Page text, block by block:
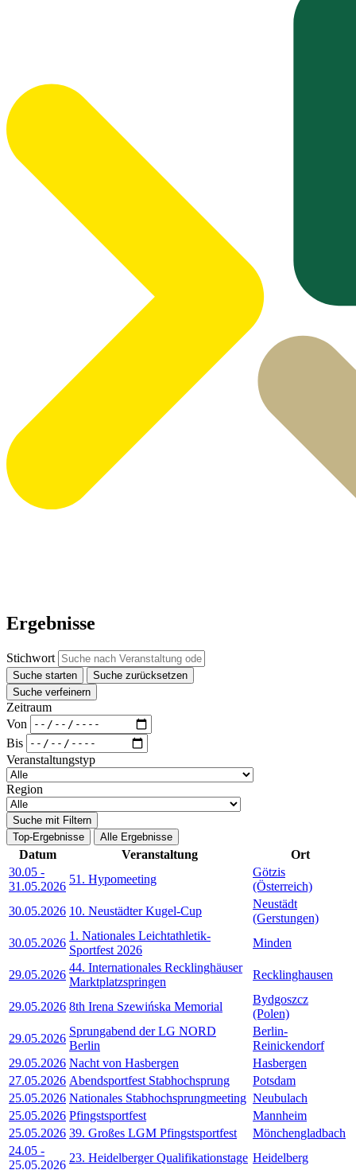
Ergebnisse
Stichwort
Suche starten
Suche zurücksetzen
Suche verfeinern
Zeitraum
Von
Bis
Veranstaltungstyp
Region
Suche mit Filtern
Top-Ergebnisse
Alle Ergebnisse
Datum Veranstaltung
Ort
30.05 -
31.05.2026
51. Hypomeeting
Götzis
(Österreich)
30.05.2026 10. Neustädter Kugel-Cup
Neustädt
(Gerstungen)
30.05.2026
1. Nationales Leichtathletik-
Sportfest 2026
Minden
29.05.2026
44. Internationales Recklinghäuser
Marktplatzspringen
Recklinghausen
29.05.2026 8th Irena Szewińska Memorial
Bydgoszcz
(Polen)
29.05.2026
Sprungabend der LG NORD
Berlin
Berlin-
Reinickendorf
29.05.2026 Nacht von Hasbergen
Hasbergen
27.05.2026 Abendsportfest Stabhochsprung
Potsdam
25.05.2026 Nationales Stabhochsprungmeeting Neubulach
25.05.2026 Pfingstsportfest
Mannheim
25.05.2026 39. Großes LGM Pfingstsportfest
Mönchengladbach
24.05 -
25.05.2026
23. Heidelberger Qualifikationstage Heidelberg